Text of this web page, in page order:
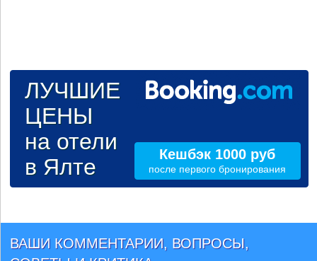
ЛУЧШИЕ
ЦЕНЫ
на отели
в Ялте
Кешбэк 1000 руб
после первого бронирования
ВАШИ КОММЕНТАРИИ, ВОПРОСЫ,